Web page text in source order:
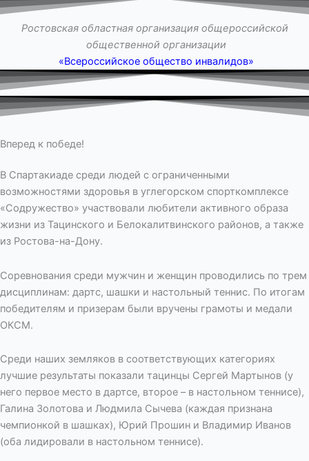
Ростовская областная организация общероссийской
общественной организации
«Всероссийское общество инвалидов»
Вперед к победе!
В Спартакиаде среди людей с ограниченными
возможностями здоровья в углегорском спорткомплексе
«Содружество» участвовали любители активного образа
жизни из Тацинского и Белокалитвинского районов, а также
из Ростова-на-Дону.
Соревнования среди мужчин и женщин проводились по трем
дисциплинам: дартс, шашки и настольный теннис. По итогам
победителям и призерам были вручены грамоты и медали
ОКСМ.
Среди наших земляков в соответствующих категориях
лучшие результаты показали тацинцы Сергей Мартынов (у
него первое место в дартсе, второе – в настольном теннисе),
Галина Золотова и Людмила Сычева (каждая признана
чемпионкой в шашках), Юрий Прошин и Владимир Иванов
(оба лидировали в настольном теннисе).